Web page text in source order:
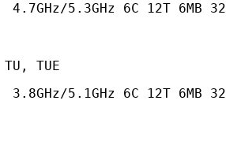
4.7GHz/5.3GHz 6C 12T 6MB
TUE
3.8GHz/5.1GHz 6C 12T 6MB